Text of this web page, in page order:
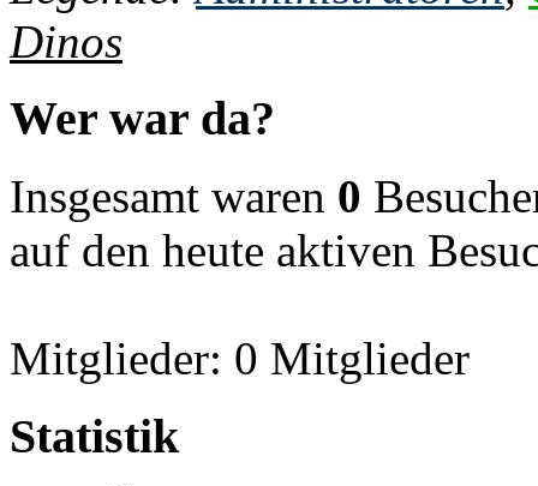
Dinos
Wer war da?
Insgesamt waren 0
auf den heute aktiven
Mitglieder: 0 Mitglieder
Statistik